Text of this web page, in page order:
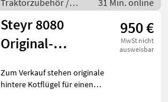
Traktorzubehör /
Schneepflüge
31 Min. online
Steyr 8080
Original-
rostfrei, Blech,
950 €
MwSt nicht
ausweisbar
Zum Verkauf stehen originale
hintere Kotflügel für einen